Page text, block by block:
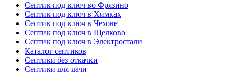
Септик под ключ во Фрязино
Септик под ключ в Химках
Септик под ключ в Чехове
Септик под ключ в Щелково
Септик под ключ в Электростали
Каталог септиков
Септики без откачки
Септики для дачи